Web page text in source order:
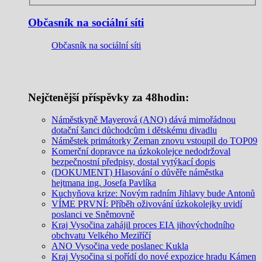
Občasník na sociální síti
Občasník na sociální síti
Nejčtenější příspěvky za 48hodin:
Náměstkyně Mayerová (ANO) dává mimořádnou
dotační šanci důchodcům i dětskému divadlu
Náměstek primátorky Zeman znovu vstoupil do TOP09
Komerční dopravce na úzkokolejce nedodržoval
bezpečnostní předpisy, dostal vytýkací dopis
(DOKUMENT) Hlasování o důvěře náměstka
hejtmana ing. Josefa Pavlíka
Kuchyňova krize: Novým radním Jihlavy bude Antonů
VÍME PRVNÍ: Příběh oživování úzkokolejky uvidí
poslanci ve Sněmovně
Kraj Vysočina zahájil proces EIA jihovýchodního
obchvatu Velkého Meziříčí
ANO Vysočina vede poslanec Kukla
Kraj Vysočina si pořídí do nové expozice hradu Kámen